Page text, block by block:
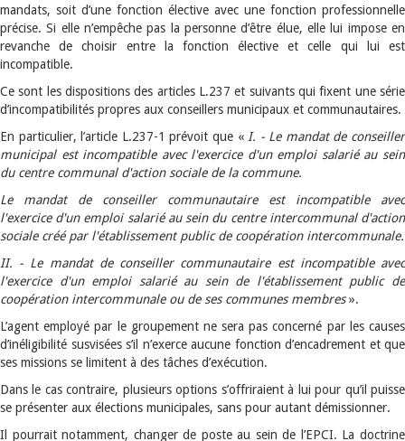
mandats, soit d’une fonction élective avec une fonction professionnelle
précise. Si elle n’empêche pas la personne d’être élue, elle lui impose en
revanche de choisir entre la fonction élective et celle qui lui est
incompatible.
Ce sont les dispositions des articles L.237 et suivants qui fixent une série
d’incompatibilités propres aux conseillers municipaux et communautaires.
En particulier, l’article L.237-1 prévoit que « I. - Le mandat de conseiller
municipal est incompatible avec l'exercice d'un emploi salarié au sein
du centre communal d'action sociale de la commune.
Le mandat de conseiller communautaire est incompatible avec
l'exercice d'un emploi salarié au sein du centre intercommunal d'action
sociale créé par l'établissement public de coopération intercommunale.
II. - Le mandat de conseiller communautaire est incompatible avec
l'exercice d'un emploi salarié au sein de l'établissement public de
coopération intercommunale ou de ses communes membres».
L’agent employé par le groupement ne sera pas concerné par les causes
d’inéligibilité susvisées s’il n’exerce aucune fonction d’encadrement et que
ses missions se limitent à des tâches d’exécution.
Dans le cas contraire, plusieurs options s’offriraient à lui pour qu’il puisse
se présenter aux élections municipales, sans pour autant démissionner.
Il pourrait notamment, changer de poste au sein de l’EPCI. La doctrine